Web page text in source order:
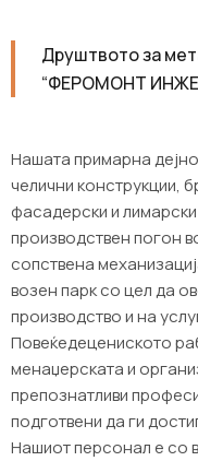
Друштвото за
“ФЕРОМОНТ
Нашата примарна
челични конструкции,
фасадерски и
производствен погон
сопствена
возен парк со цел да
производство и на
Повеќедецениското
менаџерската и
препознатливи
подготвени да ги
Нашиот персонал е со